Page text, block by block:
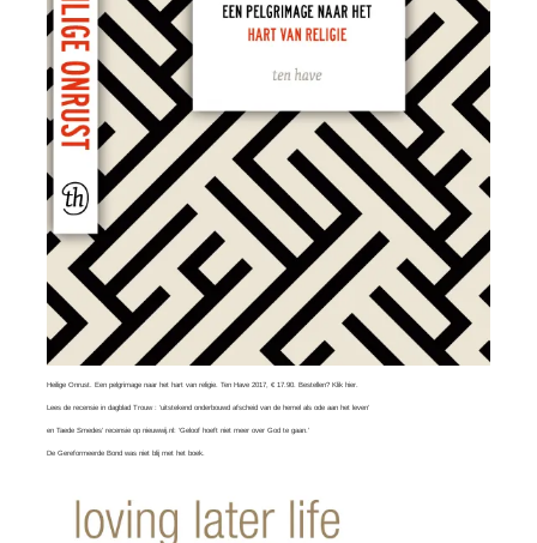
Heilige Onrust. Een pelgrimage naar het hart van religie. Ten Have 2017, € 17.90. Bestellen?Klik hier
Leesde recensie in dagblad Trouw: ‘uitstekend onderbouwd afscheid van de hemel als ode aan het leven’
enTaede Smedes’ recensieop nieuwwij.nl: ‘Geloof hoeft niet meer over God te gaan.’
De Gereformeerde Bond wasniet blij met het boek.